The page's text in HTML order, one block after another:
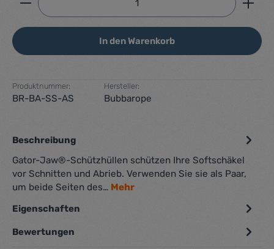
In den Warenkorb
Produktnummer:
BR-BA-SS-AS
Hersteller:
Bubbarope
Beschreibung
Gator-Jaw®-Schützhüllen schützen Ihre Softschäkel
vor Schnitten und Abrieb. Verwenden Sie sie als Paar,
um beide Seiten des… Mehr
Eigenschaften
Bewertungen